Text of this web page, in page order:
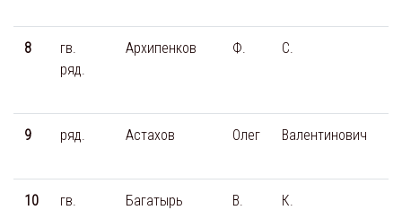
8
гв.
ряд.
Архипенков Ф. С.
9 ряд. Астахов Олег Валентинович
10
гв.
Багатырь В. К.